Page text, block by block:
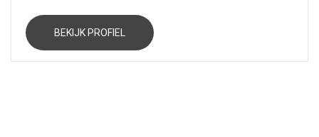
BEKIJK PROFIEL